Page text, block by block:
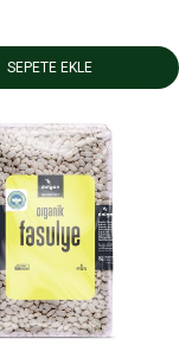
SEPETE EKLE